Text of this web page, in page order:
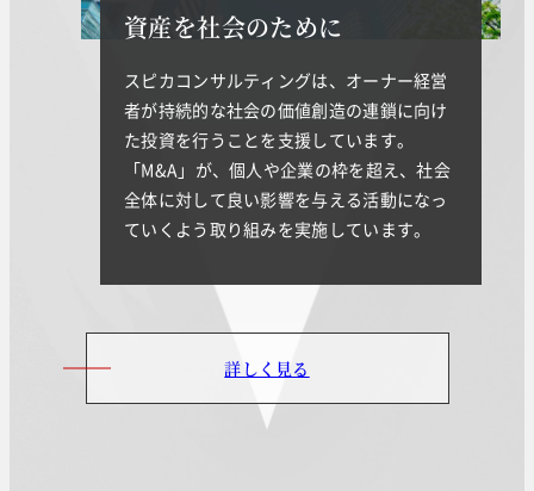
資産を社会のために
スピカコンサルティングは、オーナー経営
者が持続的な社会の価値創造の連鎖に向け
た投資を行うことを支援しています。
「M&A」が、個人や企業の枠を超え、社会
全体に対して良い影響を与える活動になっ
ていくよう取り組みを実施しています。
詳しく見る